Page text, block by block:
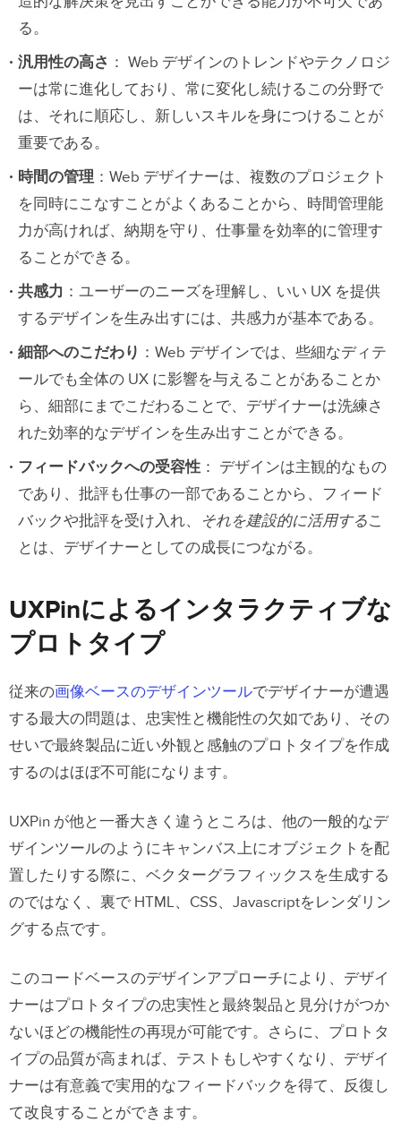
る。
汎用性の高さ ： Web デザインのトレンドやテクノロジ
ーは常に進化しており、常に変化し続けるこの分野で
は、それに順応し、新しいスキルを身につけることが
重要である。
時間の管理：Web デザイナーは、複数のプロジェクト
を同時にこなすことがよくあることから、時間管理能
力が高ければ、納期を守り、仕事量を効率的に管理す
ることができる。
共感力 ：ユーザーのニーズを理解し、いい UX を提供
するデザインを生み出すには、共感力が基本である。
細部へのこだわり ：Web デザインでは、些細なディテ
ールでも全体の UX に影響を与えることがあることか
ら、細部にまでこだわることで、デザイナーは洗練さ
れた効率的なデザインを生み出すことができる。
フィードバックへの受容性 ： デザインは主観的なもの
であり、批評も仕事の一部であることから、フィード
バックや批評を受け入れ、
それを建設的に活用するこ
とは、デザイナーとしての成長につながる。
UXPinによるインタラクティブな
プロトタイプ
従来の画像ベースのデザインツールでデザイナーが遭遇
する最大の問題は、忠実性と機能性の欠如であり、その
せいで最終製品に近い外観と感触のプロトタイプを作成
するのはほぼ不可能になります。
UXPin が他と一番大きく違うところは、他の一般的なデ
ザインツールのようにキャンバス上にオブジェクトを配
置したりする際に、ベクターグラフィックスを生成する
のではなく、裏で HTML、CSS、Javascriptをレンダリン
グする点です。
このコードベースのデザインアプローチにより、デザイ
ナーはプロトタイプの忠実性と最終製品と見分けがつか
ないほどの機能性の再現が可能です。さらに、プロトタ
イプの品質が高まれば、テストもしやすくなり、デザイ
ナーは有意義で実用的なフィードバックを得て、反復し
て改良することができます。